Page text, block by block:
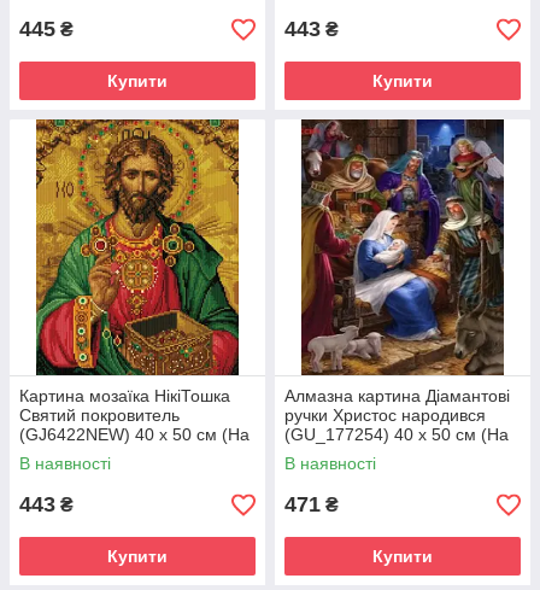
445 ₴
Купити
443 ₴
Купити
Картина мозаїка НікіТошка
Святий покровитель
(GJ6422NEW) 40 х 50 см (На
підрамнику)
В наявності
443 ₴
Купити
Алмазна картина Діамантові
ручки Христос народився
(GU_177254) 40 х 50 см (На
підрамнику)
В наявності
471 ₴
Купити